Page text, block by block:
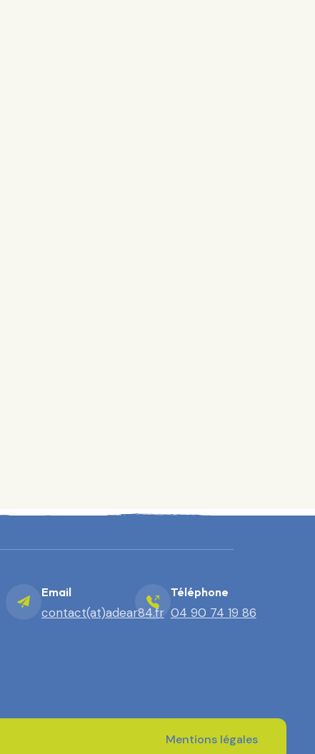
Email
contact(at)adear84.fr
Téléphone
04 90 74 19 86
Mentions légales